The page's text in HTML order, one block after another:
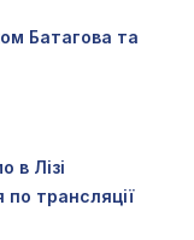
Батагова та
в Лізі
трансляції